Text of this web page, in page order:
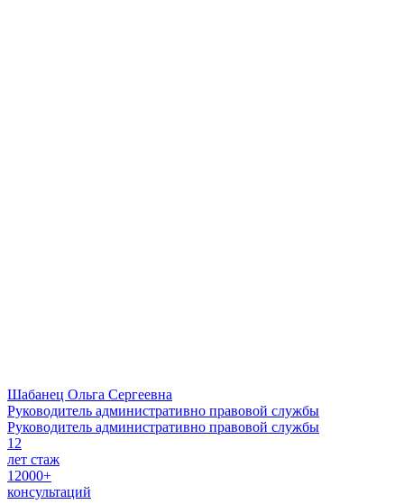
Шабанец Ольга Сергеевна
Руководитель административно правовой службы
Руководитель административно правовой службы
12
лет стаж
12000+
консультаций